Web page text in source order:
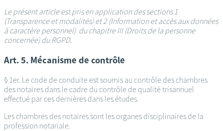
Le présent article est pris en application des sections 1
(Transparence et modalités) et 2 (Information et accès aux données
à caractère personnel) du chapitre III (Droits de la personne
concernée) du RGPD.
Art. 5. Mécanisme de contrôle
§ 1er. Le code de conduite est soumis au contrôle des chambres
des notaires dans le cadre du contrôle de qualité trisannuel
effectué par ces dernières dans les études.
Les chambres des notaires sont les organes disciplinaires de la
profession notariale.